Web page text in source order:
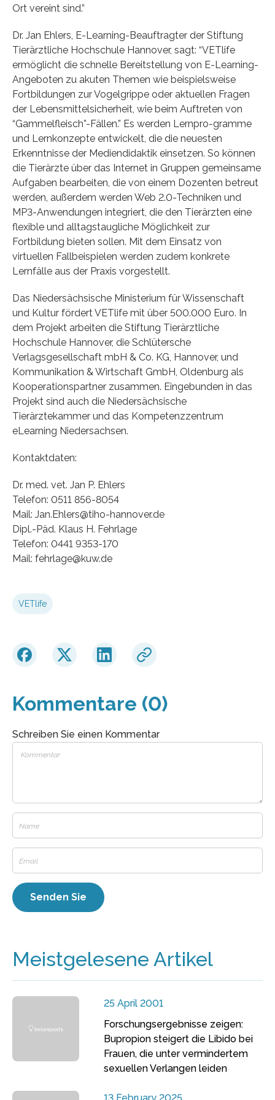
Ort vereint sind.”
Dr. Jan Ehlers, E-Learning-Beauftragter der Stiftung
Tierärztliche Hochschule Hannover, sagt: “VETlife
ermöglicht die schnelle Bereitstellung von E-Learning-
Angeboten zu akuten Themen wie beispielsweise
Fortbildungen zur Vogelgrippe oder aktuellen Fragen
der Lebensmittelsicherheit, wie beim Auftreten von
“Gammelfleisch”-Fällen.” Es werden Lernpro-gramme
und Lernkonzepte entwickelt, die die neuesten
Erkenntnisse der Mediendidaktik einsetzen. So können
die Tierärzte über das Internet in Gruppen gemeinsame
Aufgaben bearbeiten, die von einem Dozenten betreut
werden, außerdem werden Web 2.0-Techniken und
MP3-Anwendungen integriert, die den Tierärzten eine
flexible und alltagstaugliche Möglichkeit zur
Fortbildung bieten sollen. Mit dem Einsatz von
virtuellen Fallbeispielen werden zudem konkrete
Lernfälle aus der Praxis vorgestellt.
Das Niedersächsische Ministerium für Wissenschaft
und Kultur fördert VETlife mit über 500.000 Euro. In
dem Projekt arbeiten die Stiftung Tierärztliche
Hochschule Hannover, die Schlütersche
Verlagsgesellschaft mbH & Co. KG, Hannover, und
Kommunikation & Wirtschaft GmbH, Oldenburg als
Kooperationspartner zusammen. Eingebunden in das
Projekt sind auch die Niedersächsische
Tierärztekammer und das Kompetenzzentrum
eLearning Niedersachsen.
Kontaktdaten:
Dr. med. vet. Jan P. Ehlers
Telefon: 0511 856-8054
Mail: Jan.Ehlers@tiho-hannover.de
Dipl.-Päd. Klaus H. Fehrlage
Telefon: 0441 9353-170
Mail: fehrlage@kuw.de
VETlife
Kommentare (0)
Schreiben Sie einen Kommentar
Meistgelesene Artikel
25 April 2001
Forschungsergebnisse zeigen:
Bupropion steigert die Libido bei
Frauen, die unter vermindertem
sexuellen Verlangen leiden
13 February 2025